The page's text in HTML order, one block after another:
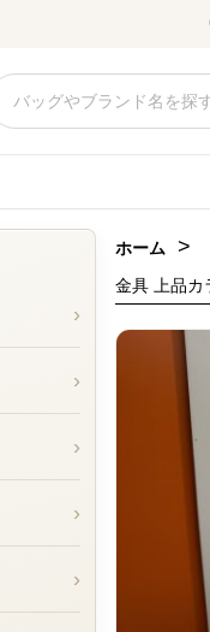
›
›
›
›
›
ホーム >
金具 上品カ